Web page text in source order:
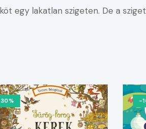
egy lakatlan szigeten. De a
-